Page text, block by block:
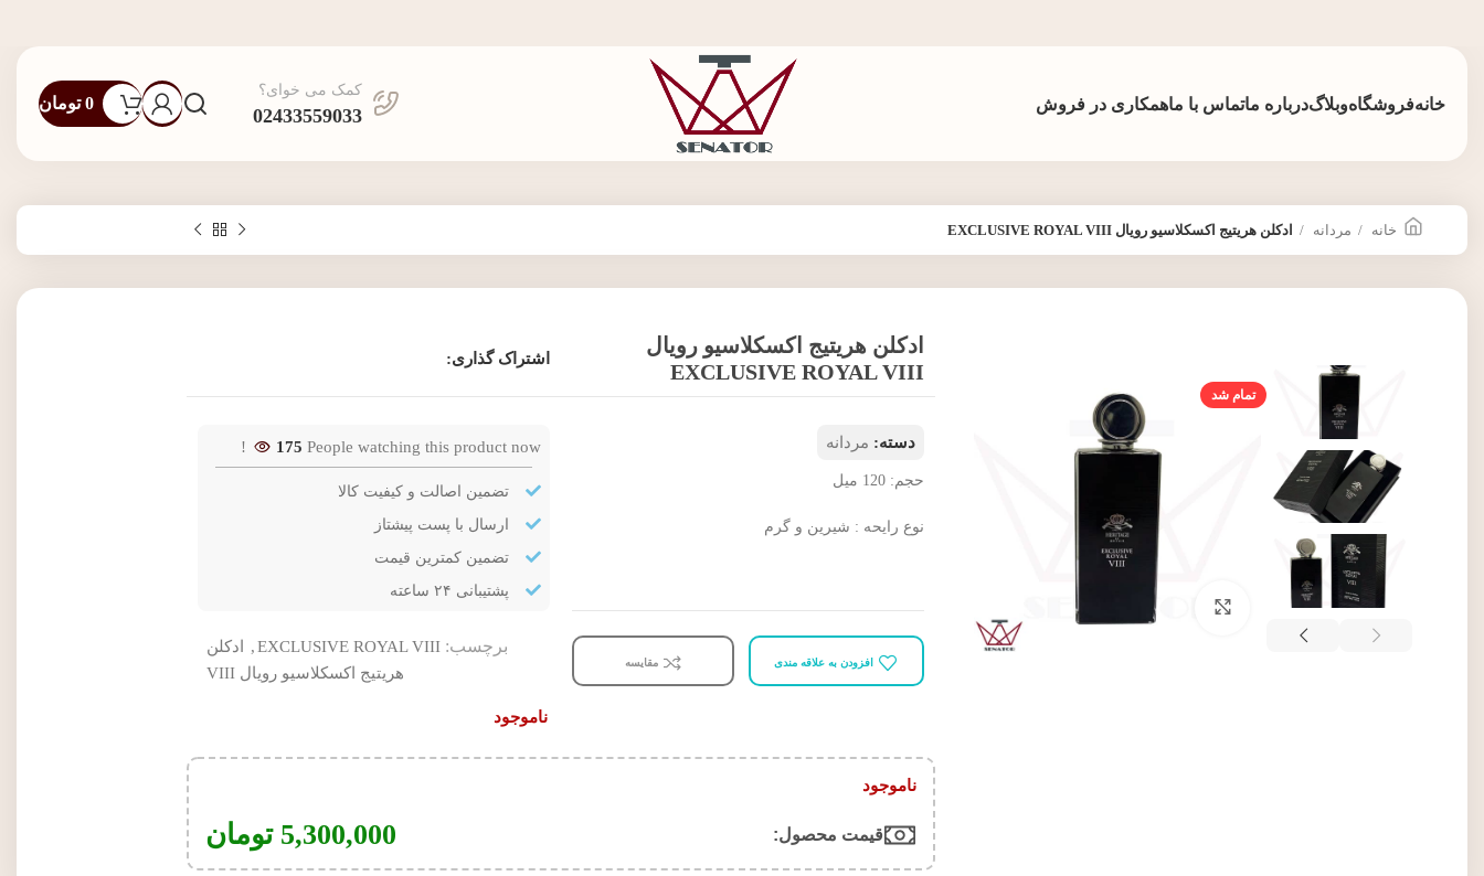
خانهفروشگاهوبلاگدرباره ماتماس با ماهمکاری در فروش
کمک می خوای؟
02433559033
0 تومان
خانه مردانه ادکلن هریتیج اکسکلاسیو رویال EXCLUSIVE ROYAL VIII
تمام شد
برای بزرگنمایی کلیک کنید
ادکلن هریتیج اکسکلاسیو رویال
EXCLUSIVE ROYAL VIII
اشتراک گذاری:
دسته: مردانه
حجم: 120 میل
نوع رایحه : شیرین و گرم
افزودن به علاقه مندی مقایسه
175 People watching this product now!
تضمین اصالت و کیفیت کالا
ارسال با پست پیشتاز
تضمین کمترین قیمت
پشتیبانی ۲۴ ساعته
برچسب: EXCLUSIVE ROYAL VIII
,
ادکلن
هریتیج اکسکلاسیو رویال VIII
ناموجود
ناموجود
قیمت محصول:​ 5,300,000 تومان